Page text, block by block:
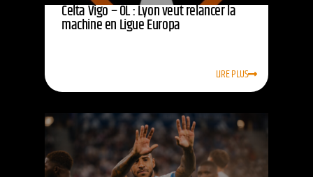
Celta Vigo – OL : Lyon veut relancer la
machine en Ligue Europa
LIRE PLUS